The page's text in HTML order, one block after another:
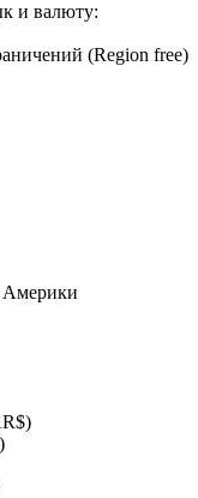
и валюту:
(Region free)